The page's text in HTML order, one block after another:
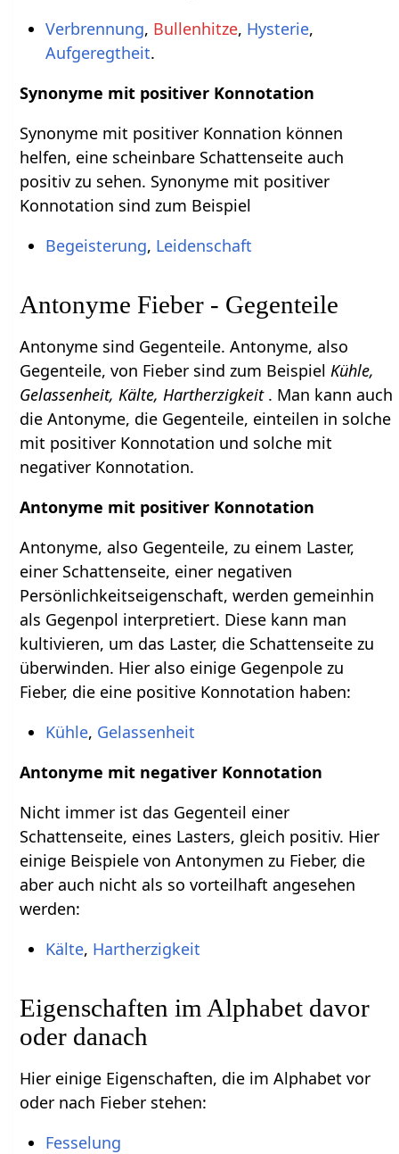
Verbrennung, Bullenhitze, Hysterie,
Aufgeregtheit.
Synonyme mit positiver Konnotation
Synonyme mit positiver Konnation können
helfen, eine scheinbare Schattenseite auch
positiv zu sehen. Synonyme mit positiver
Konnotation sind zum Beispiel
Begeisterung, Leidenschaft
Antonyme Fieber - Gegenteile
Antonyme sind Gegenteile. Antonyme, also
Gegenteile, von Fieber sind zum BeispielKühle,
Gelassenheit, Kälte, Hartherzigkeit . Man kann auch
die Antonyme, die Gegenteile, einteilen in solche
mit positiver Konnotation und solche mit
negativer Konnotation.
Antonyme mit positiver Konnotation
Antonyme, also Gegenteile, zu einem Laster,
einer Schattenseite, einer negativen
Persönlichkeitseigenschaft, werden gemeinhin
als Gegenpol interpretiert. Diese kann man
kultivieren, um das Laster, die Schattenseite zu
überwinden. Hier also einige Gegenpole zu
Fieber, die eine positive Konnotation haben:
Kühle, Gelassenheit
Antonyme mit negativer Konnotation
Nicht immer ist das Gegenteil einer
Schattenseite, eines Lasters, gleich positiv. Hier
einige Beispiele von Antonymen zu Fieber, die
aber auch nicht als so vorteilhaft angesehen
werden:
Kälte, Hartherzigkeit
Eigenschaften im Alphabet davor
oder danach
Hier einige Eigenschaften, die im Alphabet vor
oder nach Fieber stehen:
Fesselung